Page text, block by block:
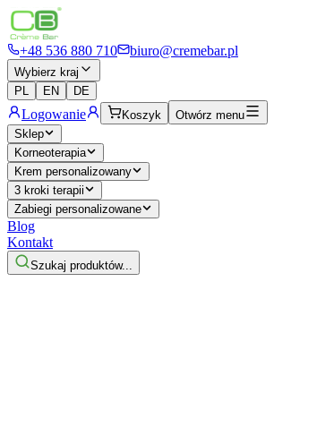
+48 536 880 710 biuro@cremebar.pl
Wybierz kraj
PL
EN DE
Logowanie Koszyk
Otwórz menu
Sklep
Korneoterapia
Krem personalizowany
3 kroki terapii
Zabiegi personalizowane
Blog
Kontakt
Szukaj produktów...